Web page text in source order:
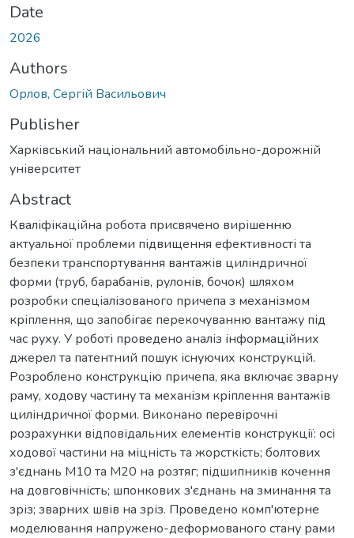
Date
2026
Authors
Орлов, Сергій Васильович
Publisher
Харківський національний автомобільно-дорожній
університет
Abstract
Кваліфікаційна робота присвячено вирішенню
актуальної проблеми підвищення ефективності та
безпеки транспортування вантажів циліндричної
форми (труб, барабанів, рулонів, бочок) шляхом
розробки спеціалізованого причепа з механізмом
кріплення, що запобігає перекочуванню вантажу під
час руху. У роботі проведено аналіз інформаційних
джерел та патентний пошук існуючих конструкцій.
Розроблено конструкцію причепа, яка включає зварну
раму, ходову частину та механізм кріплення вантажів
циліндричної форми. Виконано перевірочні
розрахунки відповідальних елементів конструкції: осі
ходової частини на міцність та жорсткість; болтових
з'єднань М10 та М20 на розтяг; підшипників кочення
на довговічність; шпонкових з'єднань на зминання та
зріз; зварних швів на зріз. Проведено комп'ютерне
моделювання напружено-деформованого стану рами